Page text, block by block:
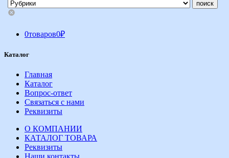
0товаров0₽
Каталог
Главная
Каталог
Вопрос-ответ
Связаться с нами
Реквизиты
О КОМПАНИИ
КАТАЛОГ ТОВАРА
Реквизиты